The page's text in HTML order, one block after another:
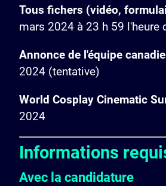
Tous fichers (vidéo,
mars 2024 à 23 h 59 l'heure
Annonce de l'équipe
2024 (tentative)
World Cosplay Cinematic
2024
Informations
Avec la candidature